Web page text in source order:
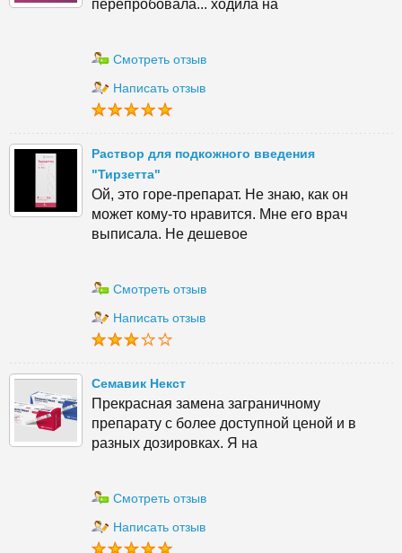
перепробовала... ходила на
Смотреть отзыв
Написать отзыв
Раствор для подкожного введения
"Тирзетта"
Ой, это горе-препарат. Не знаю, как он
может кому-то нравится. Мне его врач
выписала. Не дешевое
Смотреть отзыв
Написать отзыв
Семавик Некст
Прекрасная замена заграничному
препарату с более доступной ценой и в
разных дозировках. Я на
Смотреть отзыв
Написать отзыв